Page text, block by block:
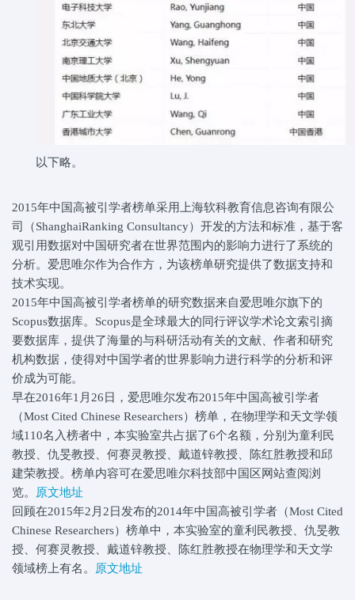
以下略。
2015年中国高被引学者榜单采用上海软科教育信息咨询有限公
司（ShanghaiRanking Consultancy）开发的方法和标准，基于客
观引用数据对中国研究者在世界范围内的影响力进行了系统的
分析。爱思唯尔作为合作方，为该榜单研究提供了数据支持和
技术实现。
2015年中国高被引学者榜单的研究数据来自爱思唯尔旗下的
Scopus数据库。Scopus是全球最大的同行评议学术论文索引摘
要数据库，提供了海量的与科研活动有关的文献、作者和研究
机构数据，使得对中国学者的世界影响力进行科学的分析和评
价成为可能。
早在2016年1月26日，爱思唯尔发布2015年中国高被引学者
（Most Cited Chinese Researchers）榜单，在物理学和天文学领
域110名入榜者中，本实验室共占据了6个名额，分别为童利民
教授、仇旻教授、何赛灵教授、戴道锌教授、陈红胜教授和邱
建荣教授。榜单内容可在爱思唯尔科技部中国区网站查阅浏
览。
原文地址
回顾在2015年2月2日发布的2014年中国高被引学者（Most Cited
Chinese Researchers）榜单中，本实验室的童利民教授、仇旻教
授、何赛灵教授、戴道锌教授、陈红胜教授在物理学和天文学
领域榜上有名。
原文地址